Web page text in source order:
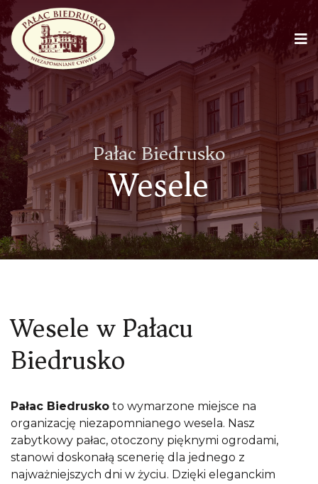
Pałac Biedrusko
Wesele
Wesele w Pałacu
Biedrusko
Pałac Biedrusko to wymarzone miejsce na
organizację niezapomnianego wesela. Nasz
zabytkowy pałac, otoczony pięknymi ogrodami,
stanowi doskonałą scenerię dla jednego z
najważniejszych dni w życiu. Dzięki eleganckim